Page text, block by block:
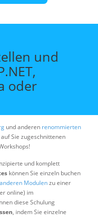
und
oder
und anderen renommierten
Sie zugeschnittenen
und komplett
können Sie einzeln buchen
Modulenzu einer
online) im
diese Schulung
, indem Sie einzelne